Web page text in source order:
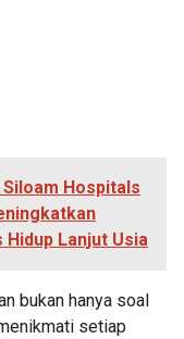
Hospitals
Hidup Lanjut Usia
bukan hanya soal
setiap